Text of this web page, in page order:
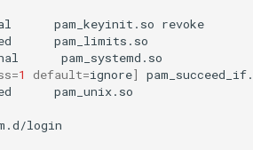
pam_keyinit.so revoke
pam_limits.so
pam_systemd.so
=1 default=ignore]
pam_unix.so